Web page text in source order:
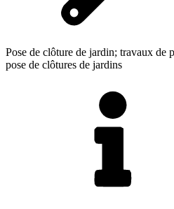
Pose de clôture de jardin; travaux de
pose de clôtures de jardins